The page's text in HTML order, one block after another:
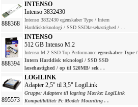
888368
INTENSO
Intenso 3832430
Intenso 3832430 egenskaber Type / Intern
Harddiskteknologi / SSD SSDlæsehastighed / . .
888394
INTENSO
512 GB Intenso M.2
Intenso M.2 SSD Top Performance egenskaberType /
Intern Harddisk teknologi / SSD SSD
læsehastighed / op til 520MB/ sek . .
895573
LOGILINK
Adapter 2,5" til 3,5" LogiLink
Gruppe:Adaptere til lagring Mærke: LogiLink
Kompatibilitet: Pc Model: Mounting . .